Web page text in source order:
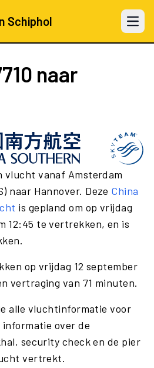
Schiphol Open
naar
vlucht vanaf Amsterdam
naar Hannover. Deze China
is gepland om op vrijdag
12:45 te vertrekken, en is
op vrijdag 12 september
vertraging van 71 minuten.
alle vluchtinformatie voor
informatie over de
security check en de pier
vertrekt.